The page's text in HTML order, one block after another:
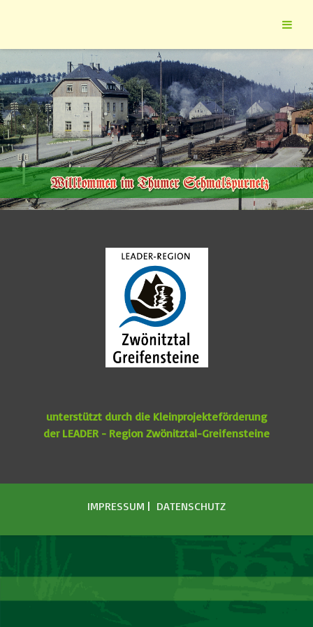
unterstützt durch die Kleinprojekteförderung
der LEADER - Region Zwönitztal-Greifensteine
IMPRESSUM | DATENSCHUTZ